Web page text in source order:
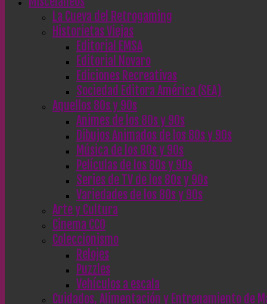
La Cueva del Retrogaming
Historietas Viejas
Editorial EMSA
Editorial Novaro
Ediciones Recreativas
Sociedad Editora América (SEA)
Aquellos 80s y 90s
Animes de los 80s y 90s
Dibujos Animados de los 80s y 90s
Música de los 80s y 90s
Películas de los 80s y 90s
Series de TV de los 80s y 90s
Variedades de los 80s y 90s
Arte y Cultura
Cinema CC0
Coleccionismo
Relojes
Puzzles
Vehículos a escala
Cuidados, Alimentación y Entrenamiento de